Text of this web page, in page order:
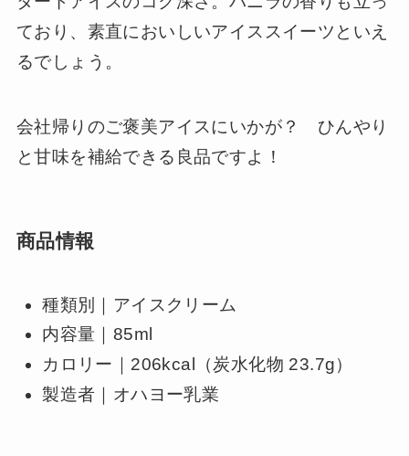
ており、素直においしいアイススイーツといえ
るでしょう。
会社帰りのご褒美アイスにいかが？ ひんやり
と甘味を補給できる良品ですよ！
商品情報
種類別｜アイスクリーム
内容量｜85ml
カロリー｜206kcal（炭水化物 23.7g）
製造者｜オハヨー乳業